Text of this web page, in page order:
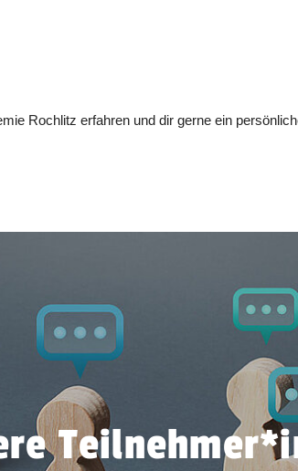
Rochlitz erfahren und dir gerne ein
Teilnehmer​*